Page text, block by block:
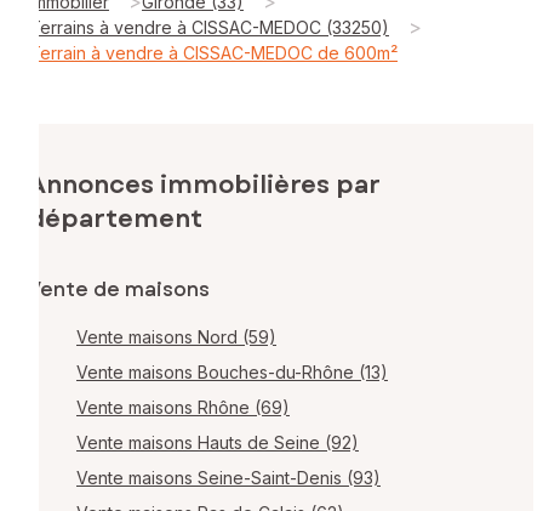
Terrains à vendre à CISSAC-MEDOC (33250) >
Terrain à vendre à CISSAC-MEDOC de 600m²
Annonces immobilières par
département
Vente de maisons
Vente maisons Nord (59)
Vente maisons Bouches-du-Rhône (13)
Vente maisons Rhône (69)
Vente maisons Hauts de Seine (92)
Vente maisons Seine-Saint-Denis (93)